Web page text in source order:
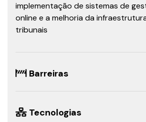
implementação de sistemas de
online e a melhoria da
tribunais
Barreiras
Tecnologias